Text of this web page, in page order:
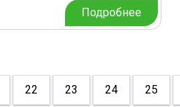
Подробнее
22 23 24 25